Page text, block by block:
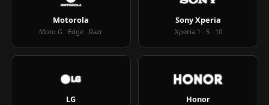
Motorola
Moto G · Edge · Razr
Sony Xperia
Xperia 1 · 5 · 10
LG Honor